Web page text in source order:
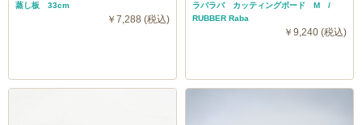
蒸し板 33cm
￥7,288 (税込)
ラバラバ カッティングボード M /
RUBBER Raba
￥9,240 (税込)